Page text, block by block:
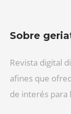
Sobre
Revista digital
afines que
de interés para